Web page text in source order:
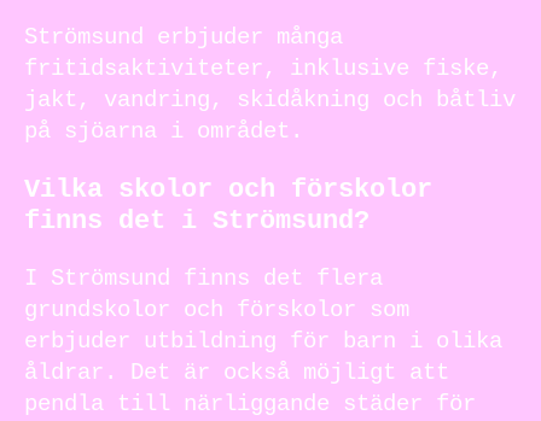
Strömsund erbjuder många
fritidsaktiviteter, inklusive fiske,
jakt, vandring, skidåkning och båtliv
på sjöarna i området.
Vilka skolor och förskolor
finns det i Strömsund?
I Strömsund finns det flera
grundskolor och förskolor som
erbjuder utbildning för barn i olika
åldrar. Det är också möjligt att
pendla till närliggande städer för